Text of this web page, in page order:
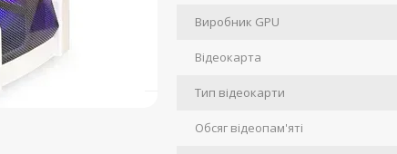
Виробник GPU
Відеокарта
Тип відеокарти
Обсяг відеопам'яті